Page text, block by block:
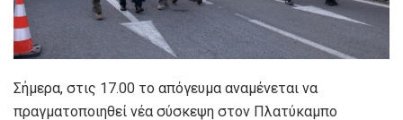
Σήμερα, στις 17.00 το απόγευμα αναμένεται να
πραγματοποιηθεί νέα σύσκεψη στον Πλατύκαμπο